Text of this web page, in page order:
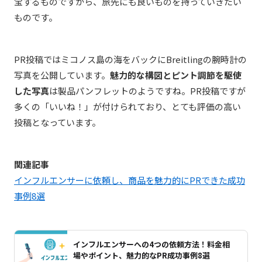
ものです。
PR投稿ではミコノス島の海をバックにBreitlingの腕時計の
写真を公開しています。 魅力的な構図とピント調節を駆使
した写真は製品パンフレットのようですね。PR投稿ですが
多くの「いいね！」が付けられており、とても評価の高い
投稿となっています。
関連記事
インフルエンサーに依頼し、商品を魅力的にPRできた成功
事例8選
インフルエンサーへの4つの依頼方法！料金相
場やポイント、魅力的なPR成功事例8選